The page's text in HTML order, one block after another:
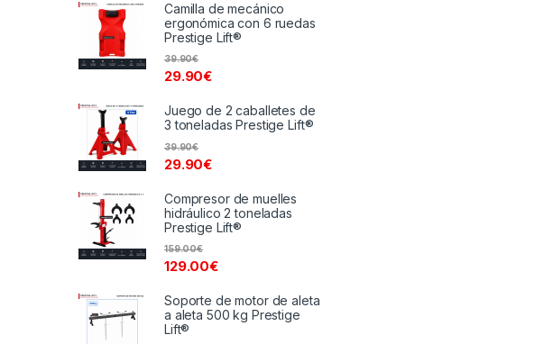
Camilla de mecánico
ergonómica con 6 ruedas
Prestige Lift®
29.90€
39.90€
Juego de 2 caballetes de
3 toneladas Prestige Lift®
29.90€
39.90€
Compresor de muelles
hidráulico 2 toneladas
Prestige Lift®
129.00€
159.00€
Soporte de motor de aleta
a aleta 500 kg Prestige
Lift®